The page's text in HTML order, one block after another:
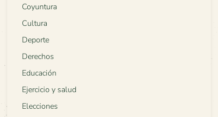
Coyuntura
Cultura
Deporte
Derechos
Educación
Ejercicio y salud
Elecciones